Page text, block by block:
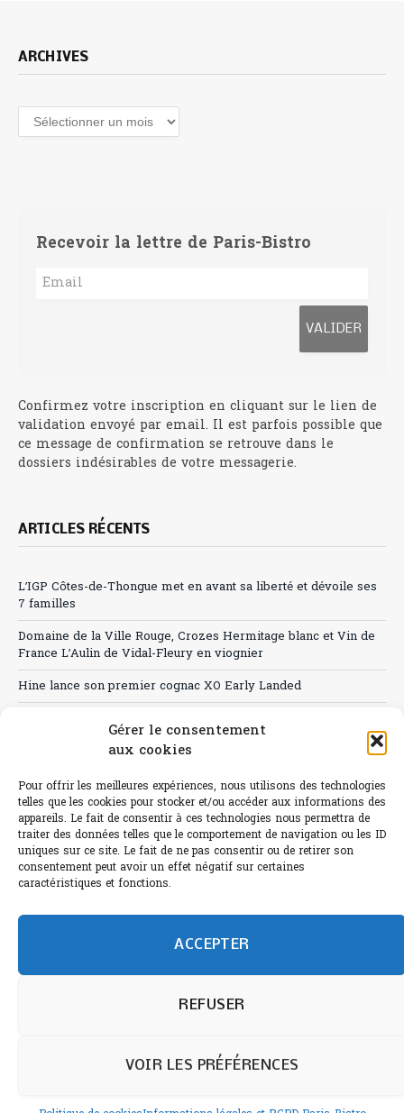
Gérer le consentement
aux cookies
Pour offrir les meilleures expériences, nous utilisons des technologies
telles que les cookies pour stocker et/ou accéder aux informations des
appareils. Le fait de consentir à ces technologies nous permettra de
traiter des données telles que le comportement de navigation ou les ID
uniques sur ce site. Le fait de ne pas consentir ou de retirer son
consentement peut avoir un effet négatif sur certaines
caractéristiques et fonctions.
ACCEPTER
REFUSER
VOIR LES PRÉFÉRENCES
ARCHIVES
Archives
Recevoir la lettre de Paris-Bistro
Confirmez votre inscription en cliquant sur le lien de
validation envoyé par email. Il est parfois possible que
ce message de confirmation se retrouve dans le
dossiers indésirables de votre messagerie.
ARTICLES RÉCENTS
L’IGP Côtes-de-Thongue met en avant sa liberté et dévoile ses
7 familles
Domaine de la Ville Rouge, Crozes Hermitage blanc et Vin de
France L’Aulin de Vidal-Fleury en viognier
Hine lance son premier cognac XO Early Landed
Sélection de rosés 2026
L'abus d'alcool est dangereux pour la santé.
©paris-bistro 2026 Paris-bistro.com est une publication 100%
mail: contact@paris-bistro.com